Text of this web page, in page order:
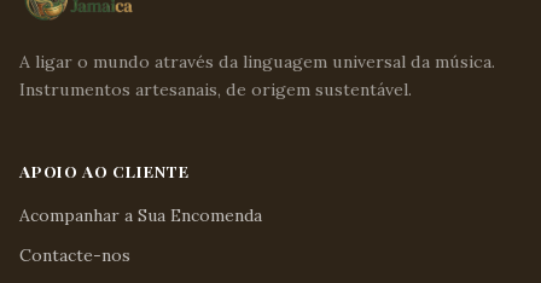
A ligar o mundo através da linguagem universal da música.
Instrumentos artesanais, de origem sustentável.
APOIO AO CLIENTE
Acompanhar a Sua Encomenda
Contacte-nos